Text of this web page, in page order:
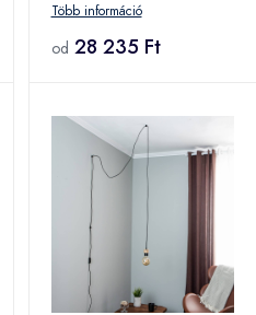
Több információ
od 28 235 Ft